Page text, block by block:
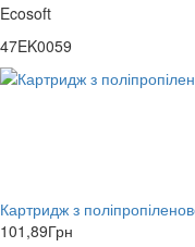
Ecosoft
47EK0059
Картридж з
101,89Грн